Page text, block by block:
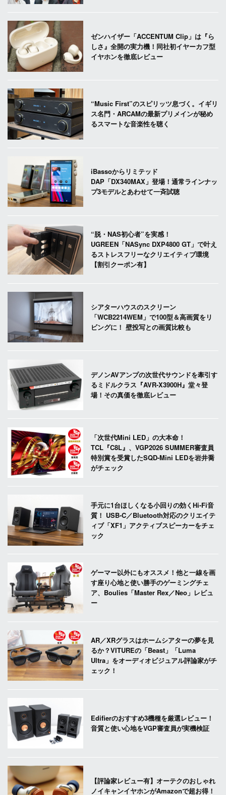
ゼンハイザー「ACCENTUM Clip」は『ら
しさ』全開の実力機！同社初イヤーカフ型
イヤホンを徹底レビュー
“Music First”のスピリッツ息づく。イギリ
ス名門・ARCAMの最新プリメインが秘め
るスマートな音楽性を聴く
iBassoからリミテッド
DAP「DX340MAX」登場！通常ラインナッ
プ3モデルとあわせて一斉試聴
“脱・NAS初心者”を実感！
UGREEN「NASync DXP4800 GT」で叶え
るストレスフリーなクリエイティブ環境
【割引クーポン有】
シアターハウスのスクリーン
「WCB2214WEM」で100型＆高画質をリ
ビングに！ 壁投写との画質比較も
デノンAVアンプの次世代サウンドを牽引す
るミドルクラス『AVR-X3900H』堂々登
場！その真価を徹底レビュー
「次世代Mini LED」の大本命！
TCL『C8L』、VGP2026 SUMMER審査員
特別賞を受賞したSQD-Mini LEDを岩井喬
がチェック
手元に1台ほしくなる小回りの効くHi-Fi音
質！ USB-C／Bluetooth対応のクリエイテ
ィブ「XF1」アクティブスピーカーをチェ
ック
ゲーマー以外にもオススメ！他と一線を画
す座り心地と使い勝手のゲーミングチェ
ア、Boulies「Master Rex／Neo」レビュ
ー
AR／XRグラスはホームシアターの夢を見
るか？VITUREの「Beast」「Luma
Ultra」をオーディオビジュアル評論家がチ
ェック！
Edifierのおすすめ3機種を厳選レビュー！
音質と使い心地をVGP審査員が実機検証
【評論家レビュー有】オーテクのおしゃれ
ノイキャンイヤホンがAmazonで超お得！